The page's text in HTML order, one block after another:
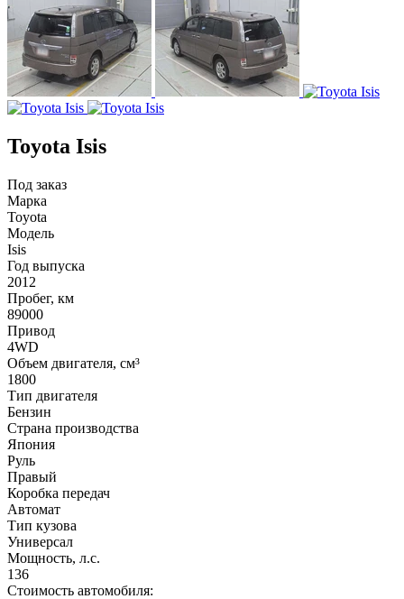
Toyota Isis
Под заказ
Марка
Toyota
Модель
Isis
Год выпуска
2012
Пробег, км
89000
Привод
4WD
Объем двигателя, см³
1800
Тип двигателя
Бензин
Страна производства
Япония
Руль
Правый
Коробка передач
Автомат
Тип кузова
Универсал
Мощность, л.с.
136
Стоимость автомобиля: